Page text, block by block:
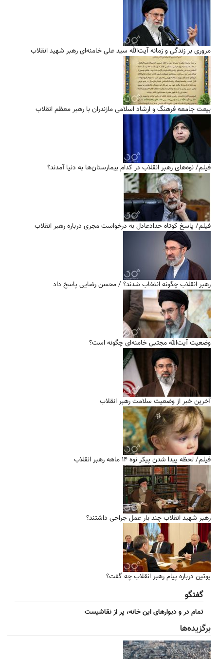
مروری بر زندگی و زمانه آیت‌الله سید علی خامنه‌ای رهبر شهید انقلاب
بیعت جامعه فرهنگ و ارشاد اسلامی مازندران با رهبر معظم انقلاب
فیلم/ نوه‌های رهبر انقلاب در کدام بیمارستان‌ها به دنیا آمدند؟
فیلم/ پاسخ کوتاه حدادعادل به درخواست مجری درباره رهبر انقلاب
رهبر انقلاب چگونه انتخاب شدند؟ / محسن رضایی پاسخ داد
وضعیت آیت‌الله مجتبی خامنه‌ای چگونه است؟
آخرین خبر از وضعیت سلامت رهبر انقلاب
فیلم/ لحظه پیدا شدن پیکر نوه ۱۴ ماهه رهبر انقلاب
رهبر شهید انقلاب چند بار عمل جراحی داشتند؟
پوتین درباره پیام رهبر انقلاب چه گفت؟
گفتگو
تمام در و دیوارهای این خانه، پر از نقاشیست
برگزیده‌ها